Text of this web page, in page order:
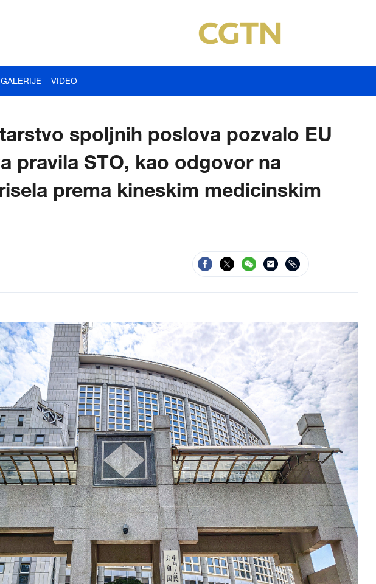
GALERIJE VIDEO
spoljnih poslova pozvalo EU
pravila STO, kao odgovor na
prema kineskim medicinskim